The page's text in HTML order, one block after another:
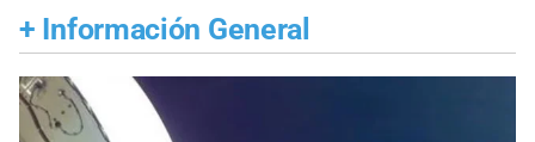
+ Información General